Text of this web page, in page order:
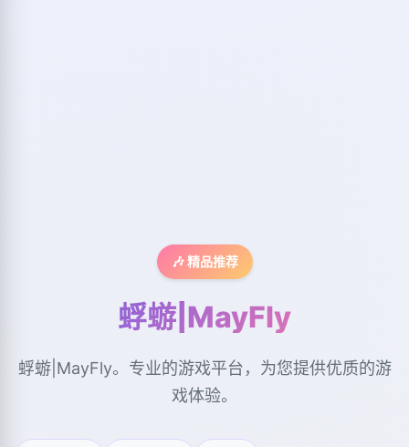
🎶 精品推荐
蜉蝣|MayFly
蜉蝣|MayFly。专业的游戏平台，为您提供优质的游
戏体验。